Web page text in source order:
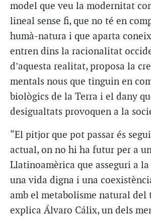
model que veu la modernitat
lineal sense fi, que no té en
humà-natura i que aparta
entren dins la racionalitat
d’aquesta realitat, proposa la
mentals nous que tinguin en
biològics de la Terra i el dany
desigualtats provoquen a la
“El pitjor que pot passar és
actual, on no hi ha futur per a
Llatinoamèrica que asseguri a
una vida digna i una
amb el metabolisme natural del
explica Álvaro Cálix, un dels